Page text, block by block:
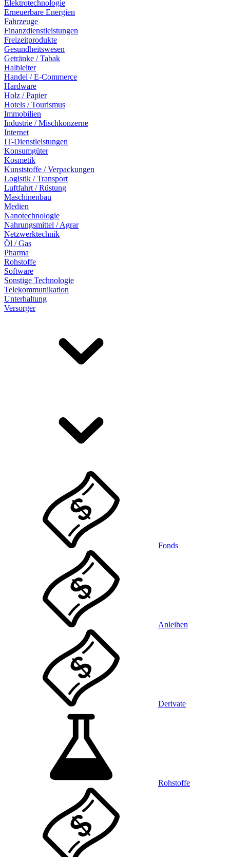
Elektrotechnologie
Erneuerbare Energien
Fahrzeuge
Finanzdienstleistungen
Freizeitprodukte
Gesundheitswesen
Getränke / Tabak
Halbleiter
Handel / E-Commerce
Hardware
Holz / Papier
Hotels / Tourismus
Immobilien
Industrie / Mischkonzerne
Internet
IT-Dienstleistungen
Konsumgüter
Kosmetik
Kunststoffe / Verpackungen
Logistik / Transport
Luftfahrt / Rüstung
Maschinenbau
Medien
Nanotechnologie
Nahrungsmittel / Agrar
Netzwerktechnik
Öl / Gas
Pharma
Rohstoffe
Software
Sonstige Technologie
Telekommunikation
Unterhaltung
Versorger
Fonds
Anleihen
Derivate
Rohstoffe